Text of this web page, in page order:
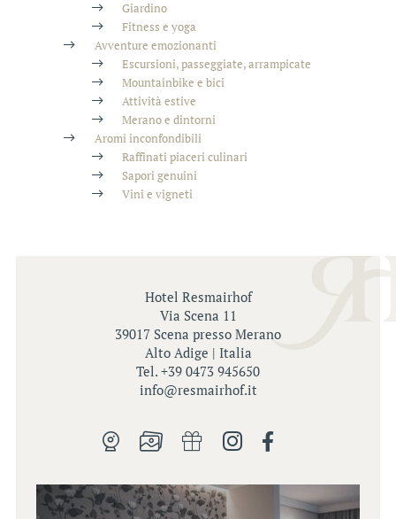
Panoramic Spa
Avventure emozionanti
Aromi inconfondibili
Giardino
Fitness e yoga
Avventure emozionanti
Escursioni, passeggiate, arrampicate
Mountainbike e bici
Attività estive
Merano e dintorni
Aromi inconfondibili
Raffinati piaceri culinari
Sapori genuini
Vini e vigneti
Hotel Resmairhof
Via Scena 11
39017 Scena presso Merano
Alto Adige | Italia
Tel. +39 0473 945650
info@resmairhof.it